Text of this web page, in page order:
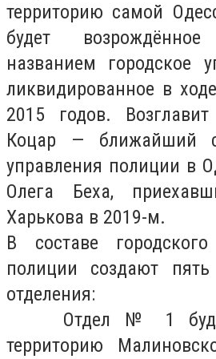
территорию самой
будет
названием городское
ликвидированное в
2015 годов.
Коцар — ближайший
управления полиции в
Олега Беха,
Харькова в 2019-м.
В составе городского
полиции создают
отделения:
Отдел № 1 будет
территорию